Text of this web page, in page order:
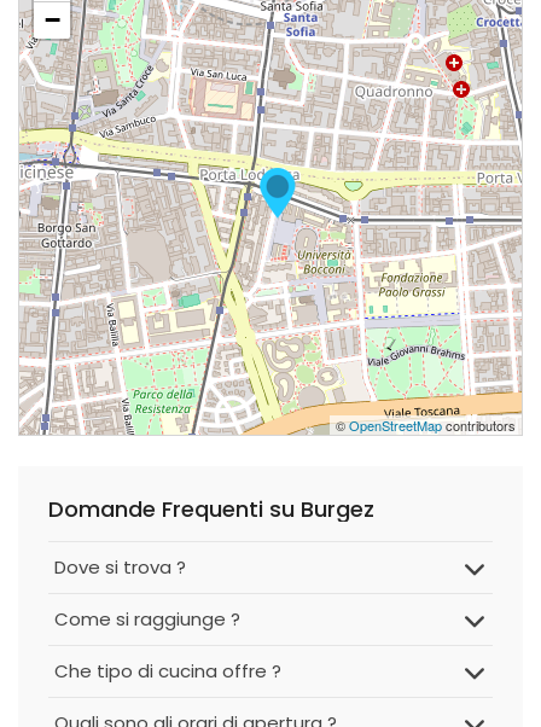
−
©OpenStreetMapcontributors
Domande Frequenti su Burgez
Dove si trova ?
Come si raggiunge ?
Che tipo di cucina offre ?